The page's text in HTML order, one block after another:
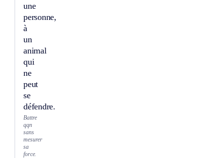
une
personne,
à
un
animal
qui
ne
peut
se
défendre.
Battre
qqn
sans
mesurer
sa
force.